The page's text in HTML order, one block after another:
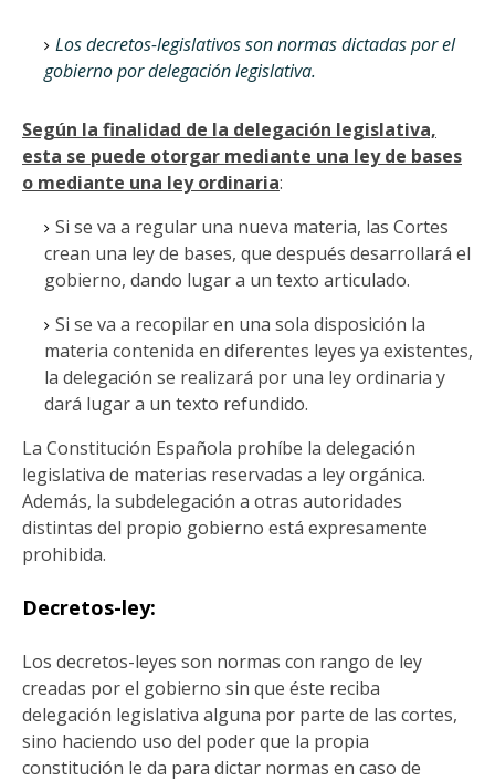
Los decretos-legislativos son normas dictadas por el
gobierno por delegación legislativa.
Según la finalidad de la delegación legislativa,
esta se puede otorgar mediante una ley de bases
o mediante una ley ordinaria:
Si se va a regular una nueva materia, las Cortes
crean una ley de bases, que después desarrollará el
gobierno, dando lugar a un texto articulado.
Si se va a recopilar en una sola disposición la
materia contenida en diferentes leyes ya existentes,
la delegación se realizará por una ley ordinaria y
dará lugar a un texto refundido.
La Constitución Española prohíbe la delegación
legislativa de materias reservadas a ley orgánica.
Además, la subdelegación a otras autoridades
distintas del propio gobierno está expresamente
prohibida.
Decretos-ley:
Los decretos-leyes son normas con rango de ley
creadas por el gobierno sin que éste reciba
delegación legislativa alguna por parte de las cortes,
sino haciendo uso del poder que la propia
constitución le da para dictar normas en caso de